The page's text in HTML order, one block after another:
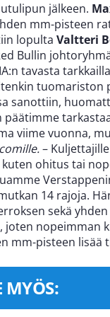
jälkeen.
mm-pisteen
lopulta Valtteri
Bullin
tavasta
tuomariston
sanottiin,
viime vuonna,
–
ohitus tai
14 rajoja.
sekä
nopeimman
mm-pisteen lisää
MYÖS: